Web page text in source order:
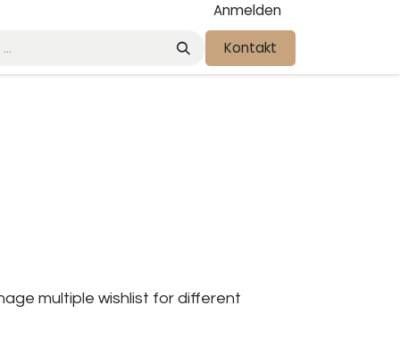
Anmelden
Kontakt
multiple wishlist for different